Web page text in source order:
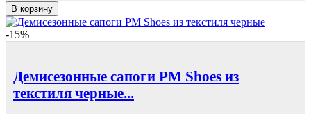
В корзину
-15%
Демисезонные сапоги РМ Shoes из
текстиля черные...